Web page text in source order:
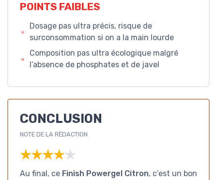
POINTS FAIBLES
Dosage pas ultra précis, risque de
surconsommation si on a la main lourde
Composition pas ultra écologique malgré
l’absence de phosphates et de javel
CONCLUSION
NOTE DE LA RÉDACTION
★★★★★
★★★★★
Au final, ce Finish Powergel Citron, c’est un bon